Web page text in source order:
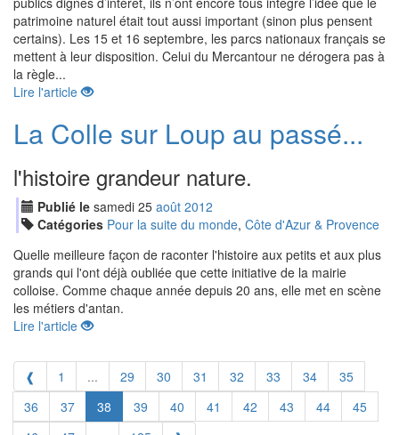
patrimoine naturel était tout aussi important (sinon plus pensent
certains). Les 15 et 16 septembre, les parcs nationaux français se
mettent à leur disposition. Celui du Mercantour ne dérogera pas à
la règle...
Lire l'article
La Colle sur Loup au passé...
l'histoire grandeur nature.
Publié le samedi 25 août 2012
Catégories Pour la suite du monde, Côte d'Azur & Provence
Quelle meilleure façon de raconter l'histoire aux petits et aux plus
grands qui l'ont déjà oubliée que cette initiative de la mairie
colloise. Comme chaque année depuis 20 ans, elle met en scène
les métiers d'antan.
Lire l'article
❰ 1 ... 29 30 31 32 33 34
35
36
37 38 39 40 41 42 43 44
45